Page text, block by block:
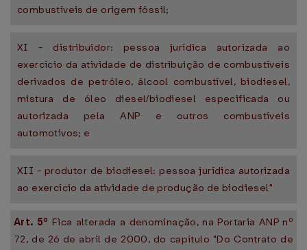
combustíveis de origem fóssil;
XI - distribuidor: pessoa jurídica autorizada ao
exercício da atividade de distribuição de combustíveis
derivados de petróleo, álcool combustível, biodiesel,
mistura de óleo diesel/biodiesel especificada ou
autorizada pela ANP e outros combustíveis
automotivos; e
XII - produtor de biodiesel: pessoa jurídica autorizada
ao exercício da atividade de produção de biodiesel"
Art. 5º Fica alterada a denominação, na Portaria ANP nº
72, de 26 de abril de 2000, do capítulo "Do Contrato de